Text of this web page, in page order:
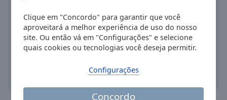
Clique em "Concordo" para garantir que você
aproveitará a melhor experiência de uso do nosso
site. Ou então vá em "Configurações" e selecione
quais cookies ou tecnologias você deseja permitir.
Concordo
Configurações